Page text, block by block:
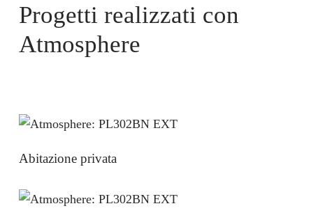
Progetti realizzati con
Atmosphere
Abitazione privata